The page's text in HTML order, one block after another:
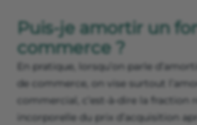
Puis-je amortir un
commerce ?
En pratique, lorsqu’on parle
de commerce, on vise surtout
commercial, c’est-à-dire la fraction
incorporelle du prix d’acquisition